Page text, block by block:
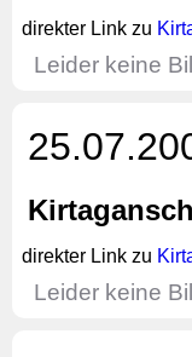
direkter Link zu
Leider keine
direkter Link zu
Leider keine